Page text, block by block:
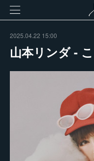
2025.04.22 15:00
山本リンダ -